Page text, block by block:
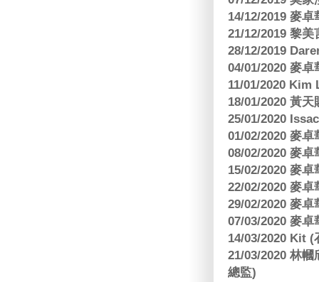
14/12/2019 麥
21/12/2019 黎
28/12/2019
04/01/2020 麥
11/01/2020
18/01/2020 黃
25/01/2020
01/02/2020 麥
08/02/2020 麥
15/02/2020 麥
22/02/2020 麥
29/02/2020 麥
07/03/2020 麥
14/03/2020 Kit
21/03/2020 林
總監)